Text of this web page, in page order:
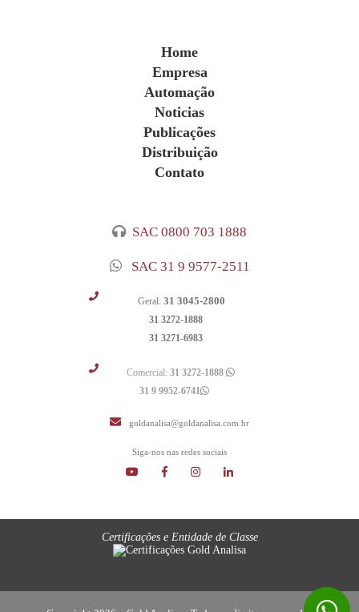
Home
Empresa
Automação
Noticias
Publicações
Distribuição
Contato
SAC 0800 703 1888
SAC 31 9 9577-2511
Geral:31 3045-2800
31 3272-1888
31 3271-6983
Comercial: 31 3272-1888
31 9 9952-6741
goldanalisa@goldanalisa.com.br
Siga-nos nas redes sociais
Certificações e Entidade de Classe